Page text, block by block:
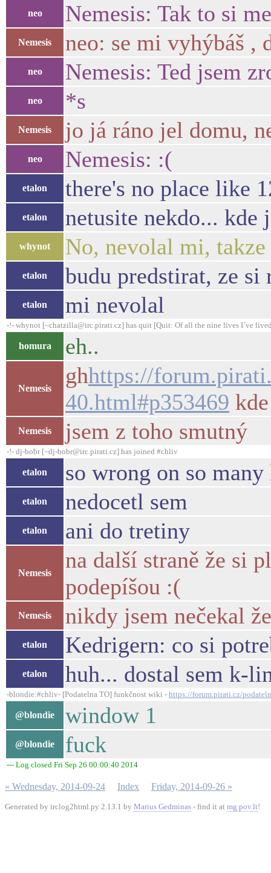
neo Nemesis: Tak to si
Nemesis neo: se mi vyhýbáš ,
neo Nemesis: Ted jsem
neo *s
Nemesis jo já ráno jel domu,
neo Nemesis: :(
etalon there's no place like
etalon netusite nekdo... kde
whynot No, nevolal mi,
etalon budu predstirat, ze si
etalon mi nevolal
-!- whynot [~chatzilla@irc.pirati.cz] has quit [Quit: Of all the nine lives I´ve
homura eh..
Nemesis
ghhttps://
40.html#p353469
Nemesis jsem z toho smutný
-!- dj-bobr [~dj-bobr@irc.pirati.cz] has joined #chliv
etalon so wrong on so
etalon nedocetl sem
etalon ani do tretiny
Nemesis
na další straně že si
podepíšou :(
Nemesis nikdy jsem nečekal
etalon Kedrigern: co si
etalon huh... dostal sem k-
-blondie:#chliv- [Podatelna TO] funkčnost wiki - https://forum.pirati.cz/
@blondie window 1
@blondie fuck
--- Log closed Fri Sep 26 00:00:40 2014
« Wednesday, 2014-09-24 Index Friday, 2014-09-26 »
Generated by irclog2html.py 2.13.1 by Marius Gedminas - find it at mg.pov.lt!